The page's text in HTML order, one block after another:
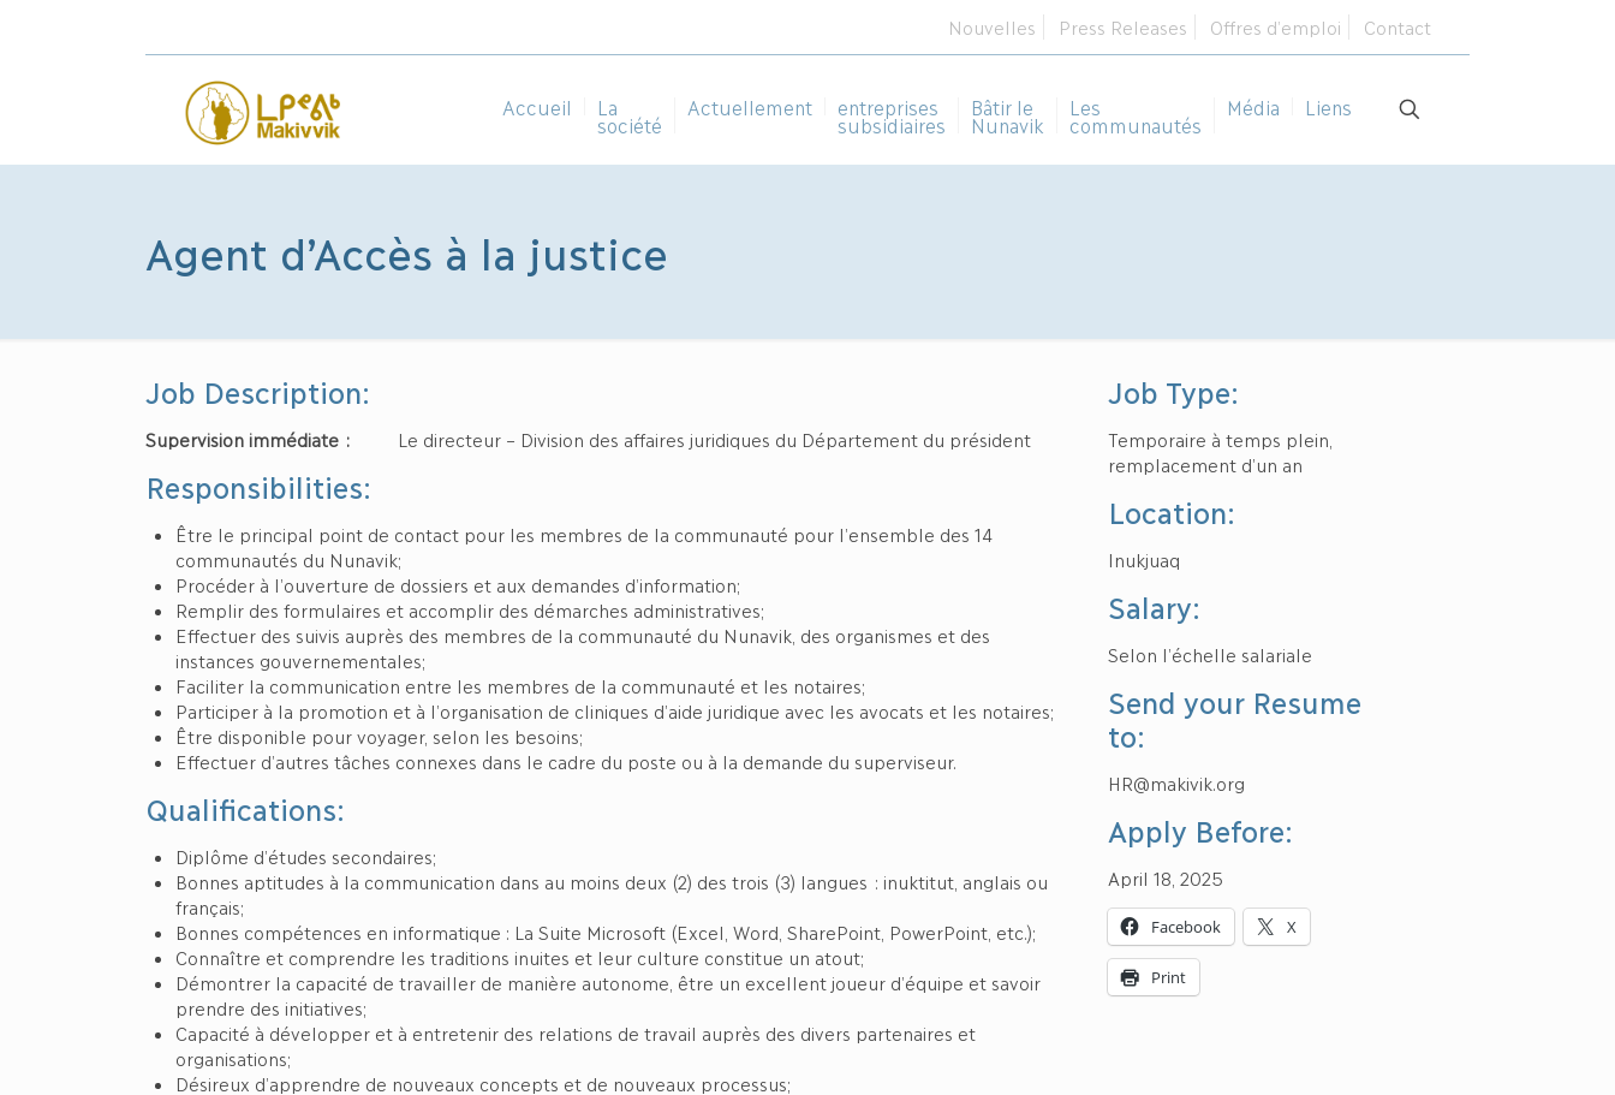
Nouvelles Press Releases Offres d’emploi Contact
Accueil La
société
Actuellement entreprises
subsidiaires
Bâtir le
Nunavik
Les
communautés
Média Liens
Agent d’Accès à la justice
Job Description:
Supervision immédiate : Le directeur – Division des affaires juridiques du Département du président
Responsibilities:
Être le principal point de contact pour les membres de la communauté pour l’ensemble des 14
communautés du Nunavik;
Procéder à l’ouverture de dossiers et aux demandes d’information;
Remplir des formulaires et accomplir des démarches administratives;
Effectuer des suivis auprès des membres de la communauté du Nunavik, des organismes et des
instances gouvernementales;
Faciliter la communication entre les membres de la communauté et les notaires;
Participer à la promotion et à l’organisation de cliniques d’aide juridique avec les avocats et les notaires;
Être disponible pour voyager, selon les besoins;
Effectuer d’autres tâches connexes dans le cadre du poste ou à la demande du superviseur.
Qualifications:
Diplôme d’études secondaires;
Bonnes aptitudes à la communication dans au moins deux (2) des trois (3) langues : inuktitut, anglais ou
français;
Bonnes compétences en informatique : La Suite Microsoft (Excel, Word, SharePoint, PowerPoint, etc.);
Connaître et comprendre les traditions inuites et leur culture constitue un atout;
Démontrer la capacité de travailler de manière autonome, être un excellent joueur d’équipe et savoir
prendre des initiatives;
Capacité à développer et à entretenir des relations de travail auprès des divers partenaires et
organisations;
Désireux d’apprendre de nouveaux concepts et de nouveaux processus;
Job Type:
Temporaire à temps plein,
remplacement d’un an
Location:
Inukjuaq
Salary:
Selon l’échelle salariale
Send your Resume
to:
HR@makivik.org
Apply Before:
April 18, 2025
Facebook X
Print